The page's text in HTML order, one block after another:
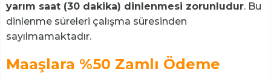
yarım saat (30 dakika) dinlenmesi zorunludur. Bu
dinlenme süreleri çalışma süresinden
sayılmamaktadır.
Maaşlara %50 Zamlı Ödeme